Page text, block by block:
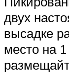
двух
высадке
место на